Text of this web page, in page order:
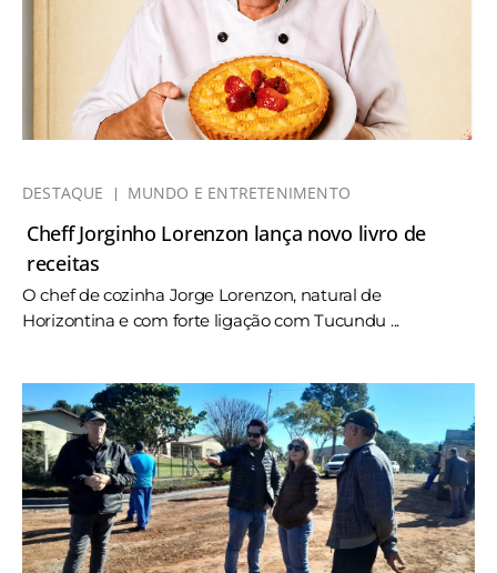
DESTAQUE MUNDO E ENTRETENIMENTO
Cheff Jorginho Lorenzon lança novo livro de
receitas
O chef de cozinha Jorge Lorenzon, natural de
Horizontina e com forte ligação com Tucundu ...